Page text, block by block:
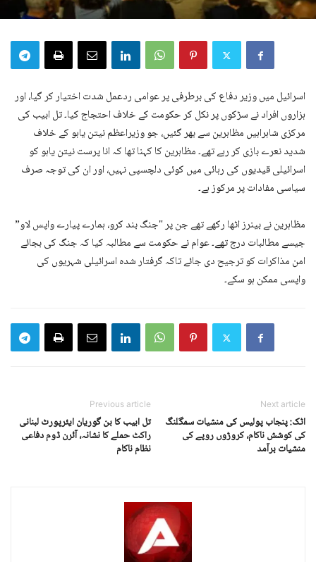
اسرائیل میں وزیر دفاع کی برطرفی پر عوامی ردعمل شدت اختیار کر گیا، اور
ہزاروں افراد نے سڑکوں پر نکل کر حکومت کے خلاف احتجاج کیا۔ تل ابیب کی
مرکزی شاہراہیں مظاہرین سے بھر گئیں، جو وزیراعظم نیتن یاہو کے خلاف
شدید نعرے بازی کر رہے تھے۔ مظاہرین کا کہنا تھا کہ انا پرست نیتن یاہو کو
اسرائیلی قیدیوں کی رہائی میں کوئی دلچسپی نہیں، اور ان کی توجہ صرف
سیاسی مفادات پر مرکوز ہے۔
مظاہرین نے بینرز اٹھا رکھے تھے جن پر "جنگ بند کرو، ہمارے پیارے واپس لاو”
جیسے مطالبات درج تھے۔ عوام نے حکومت سے مطالبہ کیا کہ جنگ کی بجائے
امن مذاکرات کو ترجیح دی جائے تاکہ گرفتار شدہ اسرائیلی شہریوں کی
واپسی ممکن ہو سکے۔
Previous article
تل ابیب کا بن گوریان ایئرپورٹ لبنانی
راکٹ حملے کا نشانہ، آئرن ڈوم دفاعی
نظام ناکام
Next article
اٹک: پنجاب پولیس کی منشیات سمگلنگ
کی کوشش ناکام، کروڑوں روپے کی
منشیات برآمد